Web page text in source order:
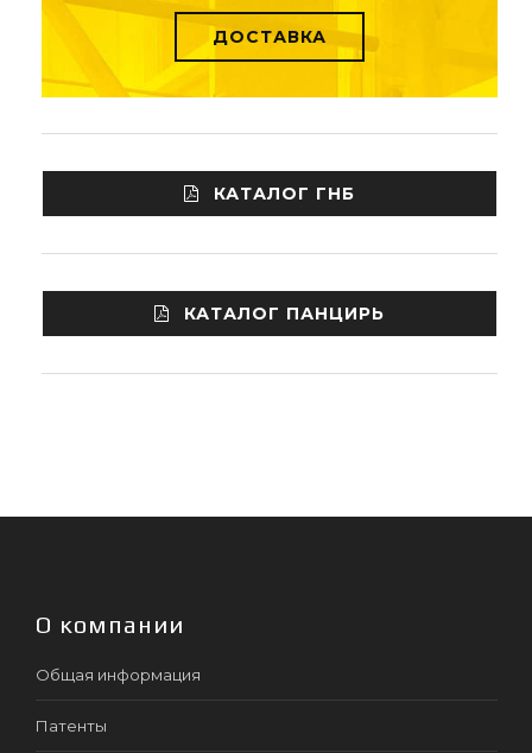
ДОСТАВКА
КАТАЛОГ ГНБ
КАТАЛОГ ПАНЦИРЬ
О компании
Общая информация
Патенты